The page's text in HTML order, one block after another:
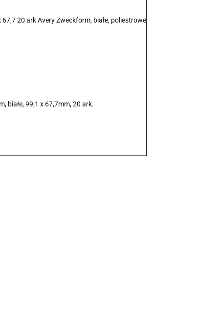
20 ark Avery Zweckform, białe, poliestrowe
białe, 99,1 x 67,7mm, 20 ark.